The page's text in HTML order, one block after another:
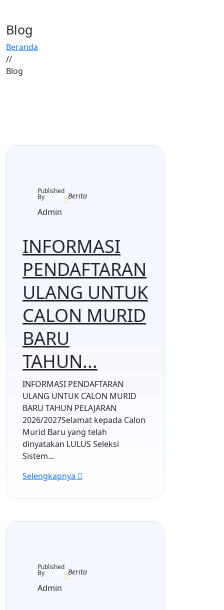
Blog
Beranda
//
Blog
Published
By
Admin
Berita
INFORMASI
PENDAFTARAN
ULANG UNTUK
CALON MURID
BARU
TAHUN...
INFORMASI PENDAFTARAN
ULANG UNTUK CALON MURID
BARU TAHUN PELAJARAN
2026/2027Selamat kepada Calon
Murid Baru yang telah
dinyatakan LULUS Seleksi
Sistem...
Selengkapnya
Published
By
Admin
Berita